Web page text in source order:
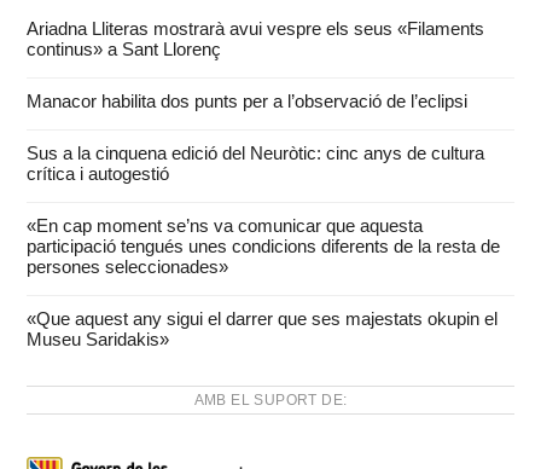
Ariadna Lliteras mostrarà avui vespre els seus «Filaments
continus» a Sant Llorenç
Manacor habilita dos punts per a l’observació de l’eclipsi
Sus a la cinquena edició del Neuròtic: cinc anys de cultura
crítica i autogestió
«En cap moment se’ns va comunicar que aquesta
participació tengués unes condicions diferents de la resta de
persones seleccionades»
«Que aquest any sigui el darrer que ses majestats okupin el
Museu Saridakis»
AMB EL SUPORT DE: